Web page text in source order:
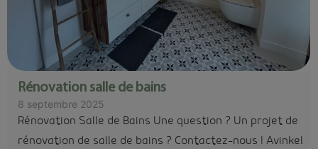
Rénovation salle de bains
8 septembre 2025
Rénovation Salle de Bains Une question ? Un projet de
rénovation de salle de bains ? Contactez-nous ! Avinkel